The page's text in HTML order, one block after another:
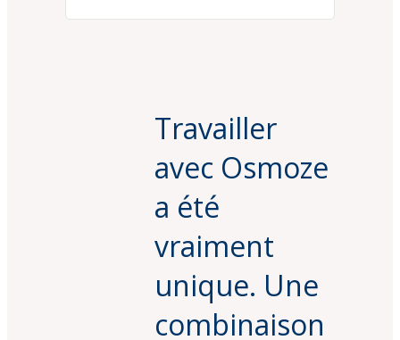
Travailler
avec Osmoze
a été
vraiment
unique. Une
combinaison